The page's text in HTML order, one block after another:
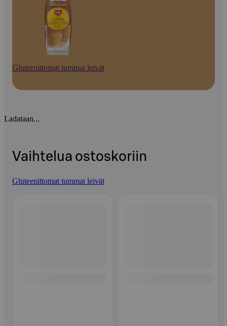
Gluteenittomat tummat leivät
Ladataan...
Vaihtelua ostoskoriin
Gluteenittomat tummat leivät